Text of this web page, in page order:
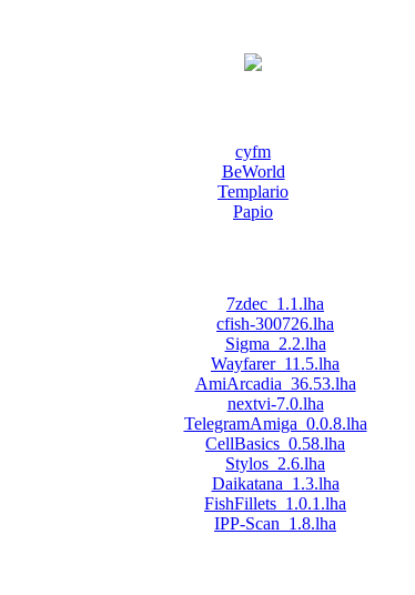
cyfm
BeWorld
Templario
Papio
7zdec_1.1.lha
cfish-300726.lha
Sigma_2.2.lha
Wayfarer_11.5.lha
AmiArcadia_36.53.lha
nextvi-7.0.lha
TelegramAmiga_0.0.8.lha
CellBasics_0.58.lha
Stylos_2.6.lha
Daikatana_1.3.lha
FishFillets_1.0.1.lha
IPP-Scan_1.8.lha